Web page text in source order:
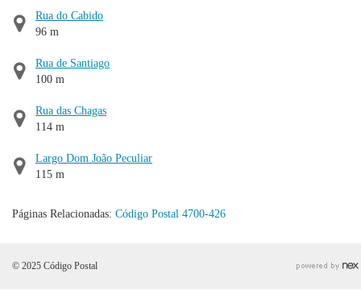
Rua do Cabido
96 m
Rua de Santiago
100 m
Rua das Chagas
114 m
Largo Dom João Peculiar
115 m
Páginas Relacionadas: Código Postal 4700-426
© 2025 Código Postal